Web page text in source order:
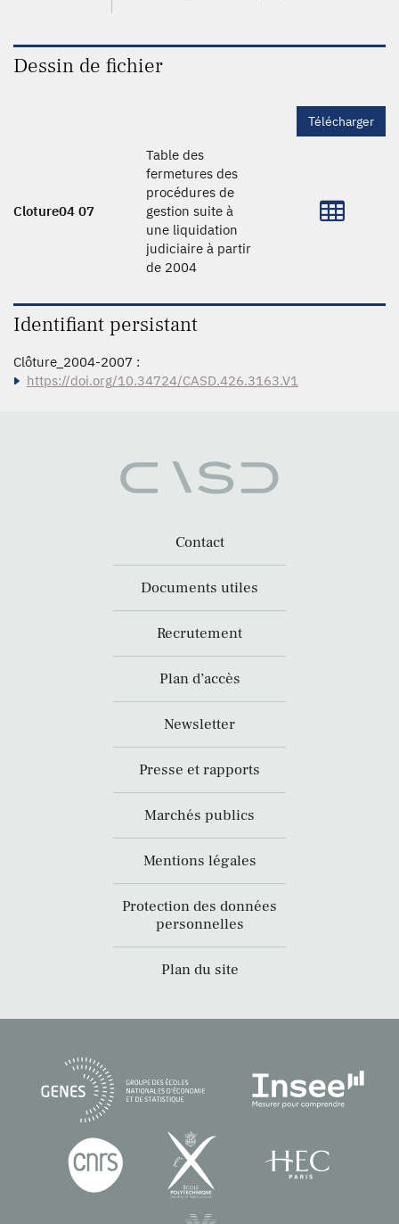
Dessin de fichier
Télécharger
Cloture04 07
Table des
fermetures des
procédures de
gestion suite à
une liquidation
judiciaire à partir
de 2004
Identifiant persistant
Clôture_2004-2007 :
https://doi.org/10.34724/CASD.426.3163.V1
Contact
Documents utiles
Recrutement
Plan d’accès
Newsletter
Presse et rapports
Marchés publics
Mentions légales
Protection des données
personnelles
Plan du site